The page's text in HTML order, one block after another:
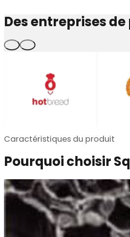
Des entreprises
Caractéristiques du produit
Pourquoi choisir